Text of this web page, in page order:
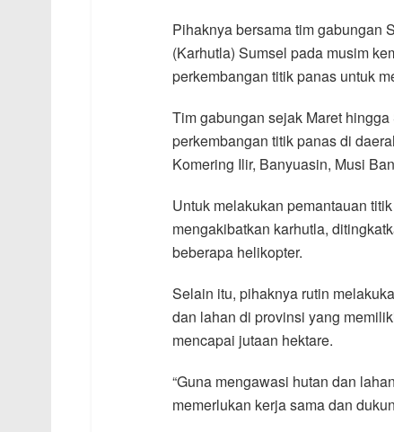
Pihaknya bersama tim gabungan
(Karhutla) Sumsel pada musim
perkembangan titik panas untuk
Tim gabungan sejak Maret
perkembangan titik panas di
Komering Ilir, Banyuasin, Musi
Untuk melakukan pemantauan
mengakibatkan karhutla,
beberapa helikopter.
Selain itu, pihaknya rutin
dan lahan di provinsi yang
mencapai jutaan hektare.
“Guna mengawasi hutan dan
memerlukan kerja sama dan